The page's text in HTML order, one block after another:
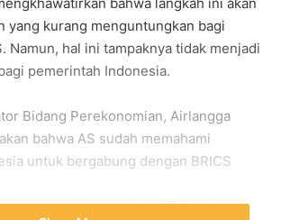
yang kurang menguntungkan bagi
Namun, hal ini tampaknya tidak menjadi
pemerintah Indonesia.
Bidang Perekonomian, Airlangga
bahwa AS sudah memahami
untuk bergabung dengan BRICS
tidak marah itu relatif. Tetapi kalau